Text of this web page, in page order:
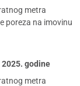
metra
poreza na imovinu
2025. godine
metra